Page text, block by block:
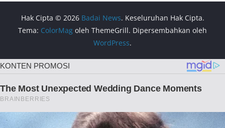
Hak Cipta © 2026 Badai News. Keseluruhan Hak Cipta.
Tema: ColorMag oleh ThemeGrill. Dipersembahkan oleh
WordPress.